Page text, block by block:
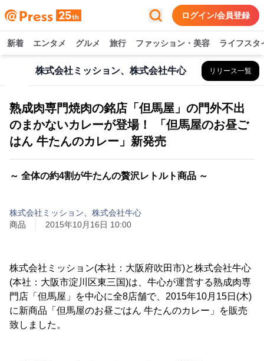
ログイン/会員登録
新着 エンタメ グルメ 旅行 ファッション・美容 ライフスタ
株式会社ミッション、株式会社牛心 リリース一覧
熟成肉専門焼肉の銘店「但馬屋」の門外不出
のまかないカレーが登場！ 「但馬屋のお昼ご
はん 牛たんのカレー」新発売
～ 全体の約4割が牛たんの贅沢レトルト商品 ～
株式会社ミッション、株式会社牛心
商品
2015年10月16日 10:00
株式会社ミッション(本社：大阪府吹田市)と株式会社牛心
(本社：大阪市淀川区東三国)は、牛心が運営する熟成肉専
門店「但馬屋」を中心に全8店舗で、2015年10月15日(木)
に新商品「但馬屋のお昼ごはん 牛たんのカレー」を販売
致しました。